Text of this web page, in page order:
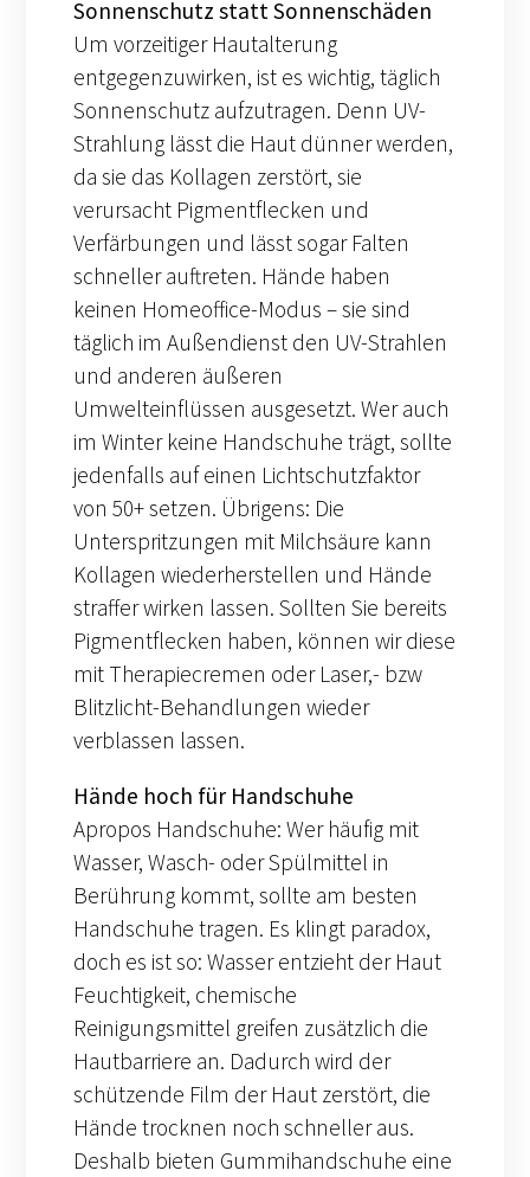
Sonnenschutz statt Sonnenschäden
Um vorzeitiger Hautalterung
entgegenzuwirken, ist es wichtig, täglich
Sonnenschutz aufzutragen. Denn UV-
Strahlung lässt die Haut dünner werden,
da sie das Kollagen zerstört, sie
verursacht Pigmentflecken und
Verfärbungen und lässt sogar Falten
schneller auftreten. Hände haben
keinen Homeoffice-Modus – sie sind
täglich im Außendienst den UV-Strahlen
und anderen äußeren
Umwelteinflüssen ausgesetzt. Wer auch
im Winter keine Handschuhe trägt, sollte
jedenfalls auf einen Lichtschutzfaktor
von 50+ setzen. Übrigens: Die
Unterspritzungen mit Milchsäure kann
Kollagen wiederherstellen und Hände
straffer wirken lassen. Sollten Sie bereits
Pigmentflecken haben, können wir diese
mit Therapiecremen oder Laser,- bzw
Blitzlicht-Behandlungen wieder
verblassen lassen.
Hände hoch für Handschuhe
Apropos Handschuhe: Wer häufig mit
Wasser, Wasch- oder Spülmittel in
Berührung kommt, sollte am besten
Handschuhe tragen. Es klingt paradox,
doch es ist so: Wasser entzieht der Haut
Feuchtigkeit, chemische
Reinigungsmittel greifen zusätzlich die
Hautbarriere an. Dadurch wird der
schützende Film der Haut zerstört, die
Hände trocknen noch schneller aus.
Deshalb bieten Gummihandschuhe eine